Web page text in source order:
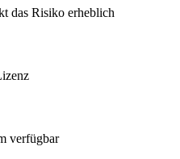
das Risiko erheblich
verfügbar